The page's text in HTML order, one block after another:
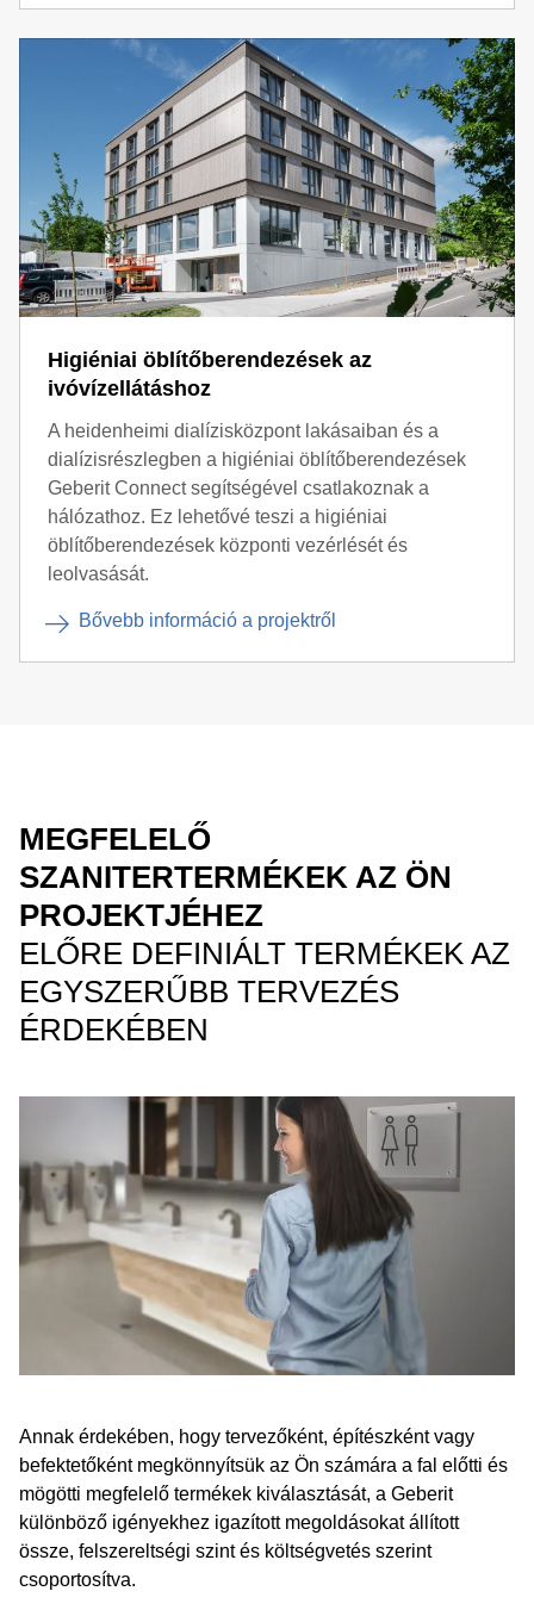
Higiéniai öblítőberendezések az
ivóvízellátáshoz
A heidenheimi dialízisközpont lakásaiban és a
dialízisrészlegben a higiéniai öblítőberendezések
Geberit Connect segítségével csatlakoznak a
hálózathoz. Ez lehetővé teszi a higiéniai
öblítőberendezések központi vezérlését és
leolvasását.
Bővebb információ a projektről
MEGFELELŐ
SZANITERTERMÉKEK AZ ÖN
PROJEKTJÉHEZ
ELŐRE DEFINIÁLT TERMÉKEK AZ
EGYSZERŰBB TERVEZÉS
ÉRDEKÉBEN
Annak érdekében, hogy tervezőként, építészként vagy
befektetőként megkönnyítsük az Ön számára a fal előtti és
mögötti megfelelő termékek kiválasztását, a Geberit
különböző igényekhez igazított megoldásokat állított
össze, felszereltségi szint és költségvetés szerint
csoportosítva.